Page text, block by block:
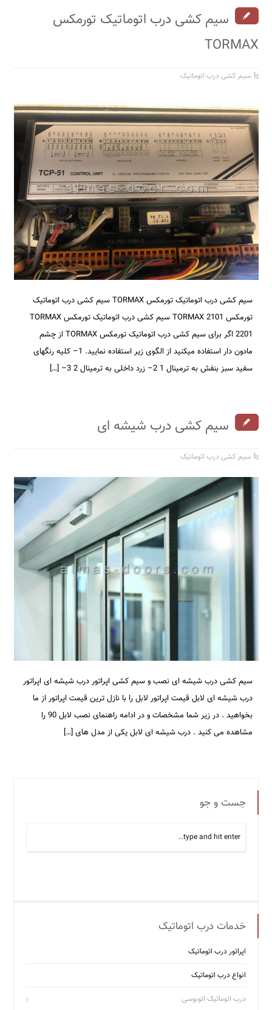
سیم کشی درب اتوماتیک تورمکس
TORMAX
سیم کشی درب اتوماتیک
سیم کشی درب اتوماتیک تورمکس TORMAX سیم کشی درب اتوماتیک
تورمکس TORMAX 2101 سیم کشی درب اتوماتیک تورمکس TORMAX
2201 اگر برای سیم کشی درب اتوماتیک تورمکس TORMAX از چشم
مادون دار استفاده میکنید از الگوی زیر استفاده نمایید. 1– کلیه رنگهای
سفید سبز بنفش به ترمینال 1 2– زرد داخلی به ترمینال 2 3– […]
سیم کشی درب شیشه ای
سیم کشی درب اتوماتیک
سیم کشی درب شیشه ای نصب و سیم کشی اپراتور درب شیشه ای اپراتور
درب شیشه ای لابل قیمت اپراتور لابل را با نازل ترین قیمت اپراتور از ما
بخواهید . در زیر شما مشخصات و در ادامه راهنمای نصب لابل 90 را
مشاهده می کنید . درب شیشه ای لابل یکی از مدل های […]
جست و جو
خدمات درب اتوماتیک
اپراتور درب اتوماتیک
انواع درب اتوماتیک
درب اتوماتیک اتوبوسی